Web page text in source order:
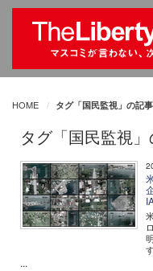
HOME タグ「国民監視」の記
タグ「国民監視
...